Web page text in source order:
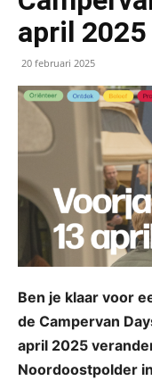
april 2025
20 februari 2025
Ben je klaar voor
de Campervan
april 2025
Noordoostpolder